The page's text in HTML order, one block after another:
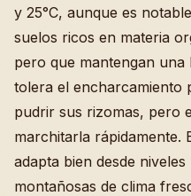
y 25°C, aunque es
suelos ricos en materia
pero que mantengan una
tolera el encharcamiento
pudrir sus rizomas, pero
marchitarla rápidamente.
adapta bien desde
montañosas de clima